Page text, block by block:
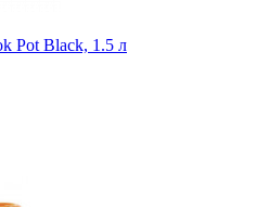
Pot Black, 1.5 л